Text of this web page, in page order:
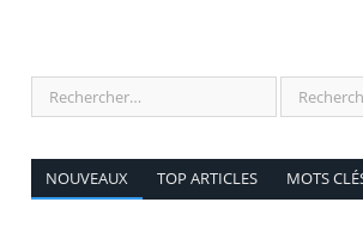
NOUVEAUX TOP ARTICLES MOTS